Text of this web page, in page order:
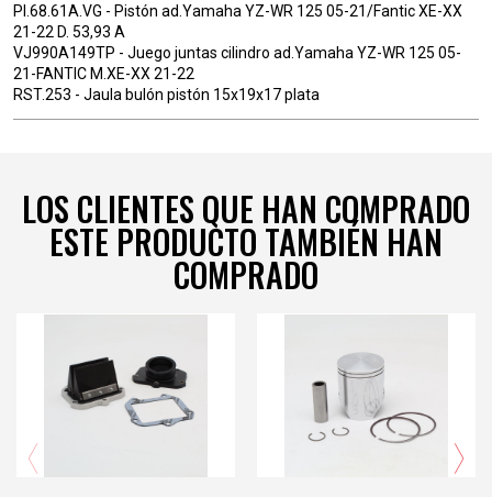
PI.68.61A.VG - Pistón ad.Yamaha YZ-WR 125 05-21/Fantic XE-XX
21-22 D. 53,93 A
VJ990A149TP - Juego juntas cilindro ad.Yamaha YZ-WR 125 05-
21-FANTIC M.XE-XX 21-22
RST.253 - Jaula bulón pistón 15x19x17 plata
LOS CLIENTES QUE HAN COMPRADO
ESTE PRODUCTO TAMBIÉN HAN
COMPRADO
PI.26.54A.VG PI.26.54B.VG
PI.26.54C.VG PI.26.54D.VG